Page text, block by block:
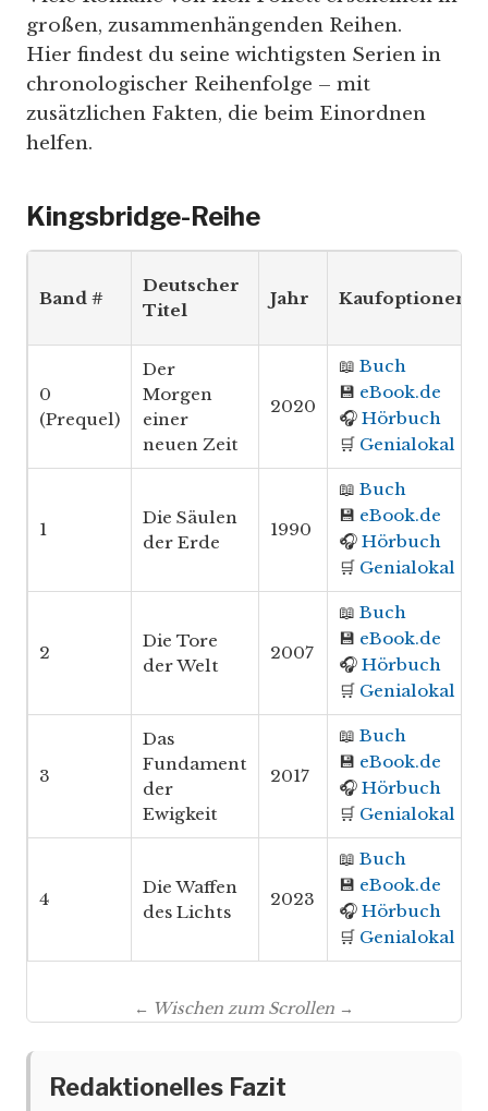
großen, zusammenhängenden Reihen.
Hier findest du seine wichtigsten Serien in
chronologischer Reihenfolge – mit
zusätzlichen Fakten, die beim Einordnen
helfen.
Kingsbridge-Reihe
Band #
Deutscher
Titel
Jahr Kaufoptionen*
0
(Prequel)
Der
Morgen
einer
neuen Zeit
2020
📖 Buch
💾 eBook.de
🎧 Hörbuch
🛒 Genialokal
1
Die Säulen
der Erde
1990
📖 Buch
💾 eBook.de
🎧 Hörbuch
🛒 Genialokal
2
Die Tore
der Welt
2007
📖 Buch
💾 eBook.de
🎧 Hörbuch
🛒 Genialokal
3
Das
Fundament
der
Ewigkeit
2017
📖 Buch
💾 eBook.de
🎧 Hörbuch
🛒 Genialokal
4
Die Waffen
des Lichts
2023
📖 Buch
💾 eBook.de
🎧 Hörbuch
🛒 Genialokal
← Wischen zum Scrollen →
Redaktionelles Fazit